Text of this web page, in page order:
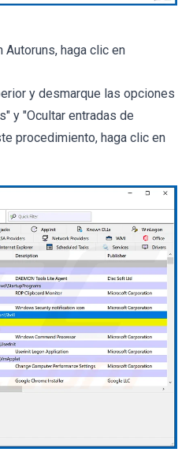
Autoruns, haga clic en
y desmarque las opciones
y "Ocultar entradas de
procedimiento, haga clic en